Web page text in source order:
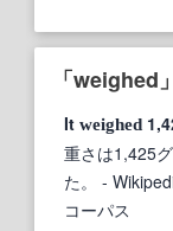
「weighed
It weighed
重さは1,425
た。
-
コーパス